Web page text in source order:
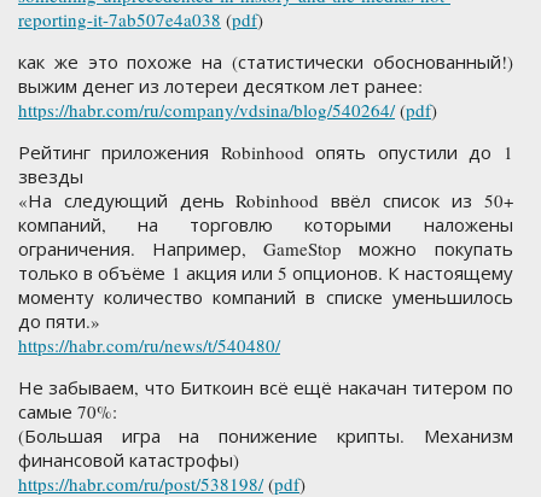
reporting-it-7ab507e4a038 (pdf)
как же это похоже на (статистически обоснованный!)
выжим денег из лотереи десятком лет ранее:
https://habr.com/ru/company/vdsina/blog/540264/(pdf)
Рейтинг приложения Robinhood опять опустили до 1
звезды
«На следующий день Robinhood ввёл список из 50+
компаний, на торговлю которыми наложены
ограничения. Например, GameStop можно покупать
только в объёме 1 акция или 5 опционов. К настоящему
моменту количество компаний в списке уменьшилось
до пяти.»
https://habr.com/ru/news/t/540480/
Не забываем, что Биткоин всё ещё накачан титером по
самые 70%:
(Большая игра на понижение крипты. Механизм
финансовой катастрофы)
https://habr.com/ru/post/538198/(pdf)